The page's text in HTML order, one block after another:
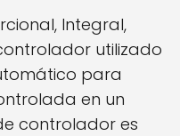
Integral,
utilizado
para
en un
controlador es